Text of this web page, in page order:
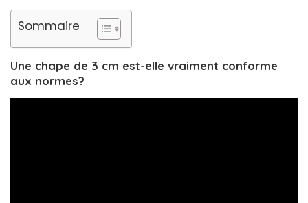
Sommaire
Une chape de 3 cm est-elle vraiment conforme
aux normes?